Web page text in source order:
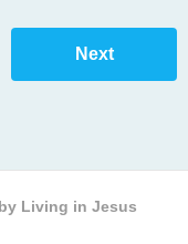
Next
Living in Jesus